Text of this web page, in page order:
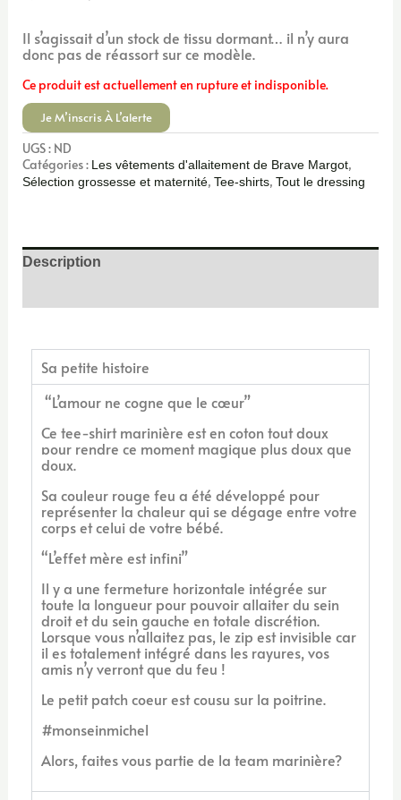
Il s’agissait d’un stock de tissu dormant… il n’y aura
donc pas de réassort sur ce modèle.
Ce produit est actuellement en rupture et indisponible.
UGS : ND
Catégories : Les vêtements d'allaitement de Brave Margot,
Sélection grossesse et maternité, Tee-shirts, Tout le dressing
Description
Sa petite histoire
“L’amour ne cogne que le cœur”
Ce tee-shirt marinière est en coton tout doux
pour rendre ce moment magique plus doux que
doux.
Sa couleur rouge feu a été développé pour
représenter la chaleur qui se dégage entre votre
corps et celui de votre bébé.
“L’effet mère est infini”
Il y a une fermeture horizontale intégrée sur
toute la longueur pour pouvoir allaiter du sein
droit et du sein gauche en totale discrétion.
Lorsque vous n’allaitez pas, le zip est invisible car
il es totalement intégré dans les rayures, vos
amis n’y verront que du feu !
Le petit patch coeur est cousu sur la poitrine.
#monseinmichel
Alors, faites vous partie de la team marinière?